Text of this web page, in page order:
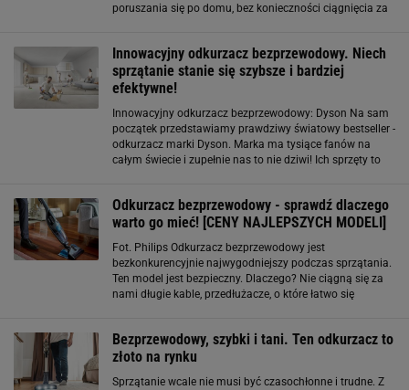
poruszania się po domu, bez konieczności ciągnięcia za
dowolnej
Innowacyjny odkurzacz bezprzewodowy. Niech
sprzątanie stanie się szybsze i bardziej
efektywne!
Innowacyjny odkurzacz bezprzewodowy: Dyson Na sam
początek przedstawiamy prawdziwy światowy bestseller -
odkurzacz marki Dyson. Marka ma tysiące fanów na
całym świecie i zupełnie nas to nie dziwi! Ich sprzęty to
Odkurzacz bezprzewodowy - sprawdź dlaczego
warto go mieć! [CENY NAJLEPSZYCH MODELI]
Fot. Philips Odkurzacz bezprzewodowy jest
bezkonkurencyjnie najwygodniejszy podczas sprzątania.
Ten model jest bezpieczny. Dlaczego? Nie ciągną się za
nami długie kable, przedłużacze, o które łatwo się
Bezprzewodowy, szybki i tani. Ten odkurzacz to
złoto na rynku
Sprzątanie wcale nie musi być czasochłonne i trudne. Z